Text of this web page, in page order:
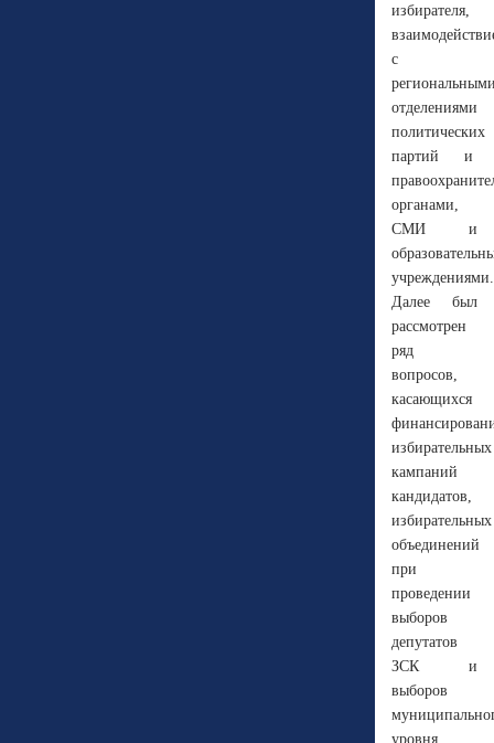
избирателя,
с
отделениями
политических
партий и
органами,
СМИ и
учреждениями.
Далее был
рассмотрен
ряд
вопросов,
касающихся
избирательных
кампаний
кандидатов,
избирательных
объединений
при
проведении
выборов
депутатов
ЗСК и
выборов
уровня.